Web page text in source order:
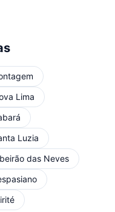
Lima
Luzia
das Neves